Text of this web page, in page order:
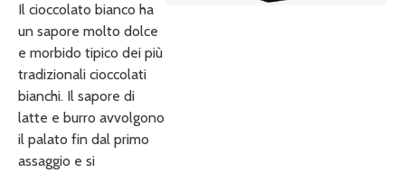
Il cioccolato bianco ha
un sapore molto dolce
e morbido tipico dei più
tradizionali cioccolati
bianchi. Il sapore di
latte e burro avvolgono
il palato fin dal primo
assaggio e si